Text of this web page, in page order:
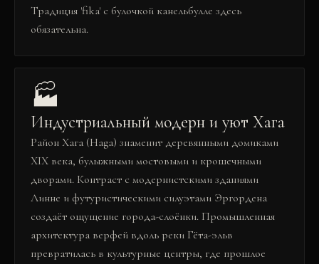
Традиция 'fika' с булочкой канельбулле здесь
обязательна.
🏭
Индустриальный модерн и уют Хага
Район Хага (Haga) знаменит деревянными домиками
XIX века, булыжными мостовыми и крошечными
дворами. Контраст с модернистскими зданиями
Линне и футуристическими силуэтами Эргордена
создаёт ощущение города-слоёнки. Промышленная
архитектура верфей вдоль реки Гёта-эльв
превратилась в культурные центры, где прошлое